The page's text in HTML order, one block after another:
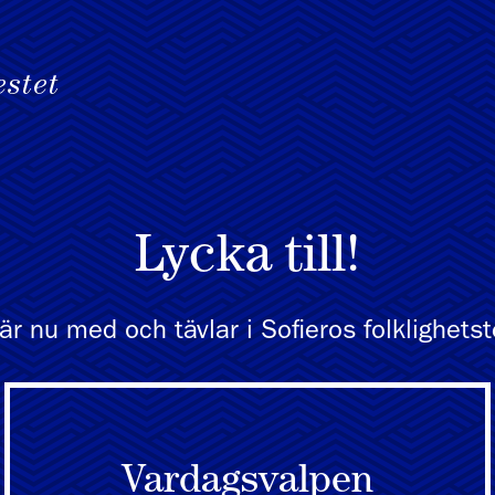
Lycka till!
nu med och tävlar i Sofieros
Vardagsvalpen